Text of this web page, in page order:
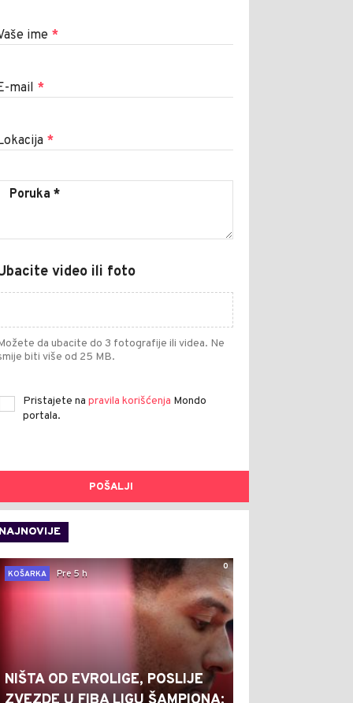
ime *
mail *
*
video ili foto
da ubacite do 3 fotografije ili videa. Ne
biti više od 25 MB.
Pristajete na pravila korišćenja Mondo
portala.
POŠALJI
NAJNOVIJE
0
KOŠARKA
Pre 5 h
NIŠTA OD EVROLIGE, POSLIJE